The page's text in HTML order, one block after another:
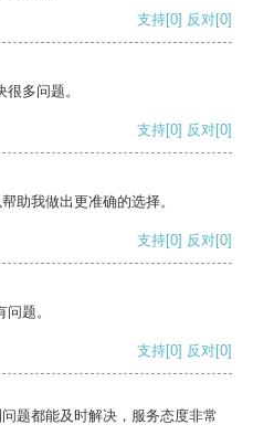
支持[0] 反对[0]
多问题。
支持[0] 反对[0]
助我做出更准确的选择。
支持[0] 反对[0]
题。
支持[0] 反对[0]
题都能及时解决，服务态度非常